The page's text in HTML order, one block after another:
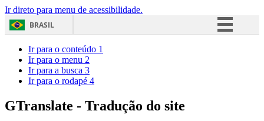
Ir direto para menu de acessibilidade.
BRASIL
Acesso à informação
Ir para o conteúdo 1
Ir para o menu 2
Ir para a busca 3
Ir para o rodapé 4
GTranslate - Tradução do site